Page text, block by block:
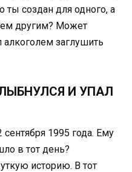
ты создан для одного, а
другим? Может
алкоголем заглушить
И УПАЛ
1995 года. Ему
в тот день?
историю. В тот